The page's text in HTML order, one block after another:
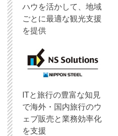
ハウを活かして、地域
ごとに最適な観光支援
を提供
ITと旅行の豊富な知見
で海外・国内旅行のウ
ェブ販売と業務効率化
を支援